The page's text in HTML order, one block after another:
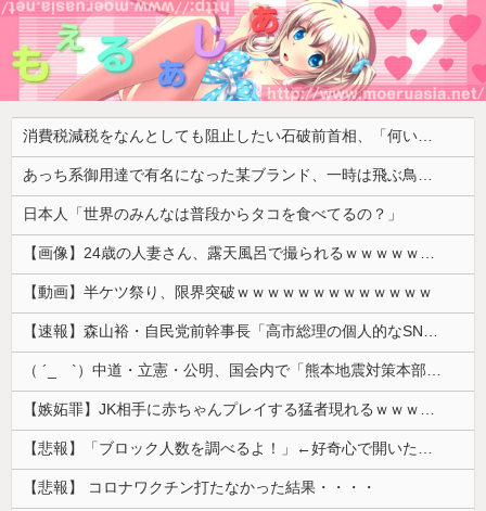
消費税減税をなんとしても阻止したい石破前首相、「何いってんのこいつ」と有権者をドン引きさせるよな屁理屈を……
あっち系御用達で有名になった某ブランド、一時は飛ぶ鳥を落とす勢いだったが今期の業績は……
日本人「世界のみんなは普段からタコを食べてるの？」
【画像】24歳の人妻さん、露天風呂で撮られるｗｗｗｗｗｗｗｗｗｗｗｗｗｗｗｗｗ
【動画】半ケツ祭り、限界突破ｗｗｗｗｗｗｗｗｗｗｗｗｗ
【速報】森山裕・自民党前幹事長「高市総理の個人的なSNS投稿が習近平主席を怒らせた」
（ ´_ゝ`）中道・立憲・公明、国会内で「熊本地震対策本部会議」各省庁からヒアリング・現地から意見聴取「パーティション、人手、宿泊施設の不足や、...
【嫉妬罪】JK相手に赤ちゃんプレイする猛者現れるｗｗｗｗｗ
【悲報】「ブロック人数を調べるよ！」←好奇心で開いたら終わるサイトだった【HotTweets】
【悲報】 コロナワクチン打たなかった結果・・・・